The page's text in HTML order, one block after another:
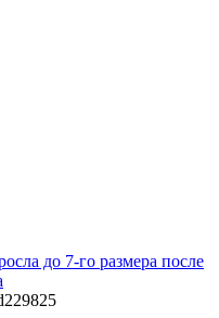
до 7-го размера после